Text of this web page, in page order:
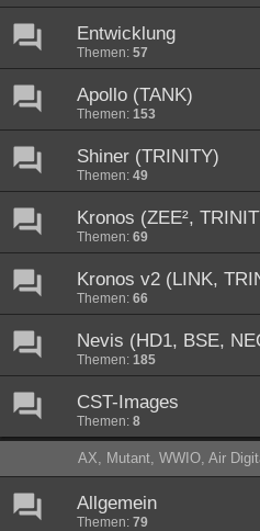
Entwicklung
Themen: 57
Apollo (TANK)
Themen: 153
Shiner (TRINITY)
Themen: 49
Kronos (ZEE²,
Themen: 69
Kronos v2 (LINK,
Themen: 66
Nevis (HD1, BSE,
Themen: 185
CST-Images
Themen: 8
AX, Mutant, WWIO, Air
Allgemein
Themen: 79